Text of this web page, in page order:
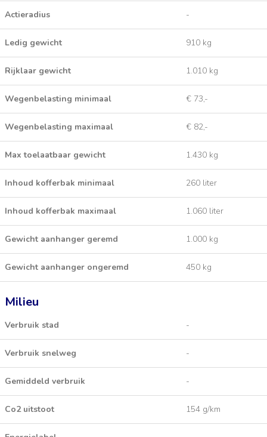
Actieradius -
Ledig gewicht 910 kg
Rijklaar gewicht 1.010 kg
Wegenbelasting minimaal € 73,-
Wegenbelasting maximaal € 82,-
Max toelaatbaar gewicht 1.430 kg
Inhoud kofferbak minimaal 260 liter
Inhoud kofferbak maximaal 1.060 liter
Gewicht aanhanger geremd 1.000 kg
Gewicht aanhanger ongeremd 450 kg
Milieu
Verbruik stad -
Verbruik snelweg -
Gemiddeld verbruik -
Co2 uitstoot 154 g/km